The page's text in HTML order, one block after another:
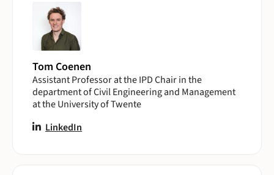
Tom Coenen
Assistant Professor at the IPD Chair in the
department of Civil Engineering and Management
at the University of Twente
LinkedIn